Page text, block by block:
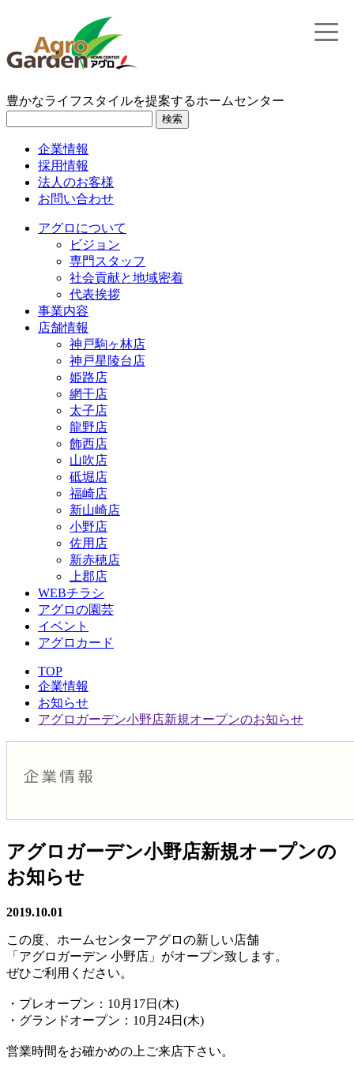
豊かなライフスタイルを提案するホームセンター
検索
企業情報
採用情報
法人のお客様
お問い合わせ
アグロについて
ビジョン
専門スタッフ
社会貢献と地域密着
代表挨拶
事業内容
店舗情報
神戸駒ヶ林店
神戸星陵台店
姫路店
網干店
太子店
龍野店
飾西店
山吹店
砥堀店
福崎店
新山崎店
小野店
佐用店
新赤穂店
上郡店
WEBチラシ
アグロの園芸
イベント
アグロカード
toggle
TOP
企業情報
お知らせ
アグロガーデン小野店新規オープンのお知らせ
アグロガーデン小野店新規オープンの
お知らせ
2019.10.01
この度、ホームセンターアグロの新しい店舗
「アグロガーデン 小野店」がオープン致します。
ぜひご利用ください。
・プレオープン：10月17日(木)
・グランドオープン：10月24日(木)
営業時間をお確かめの上ご来店下さい。